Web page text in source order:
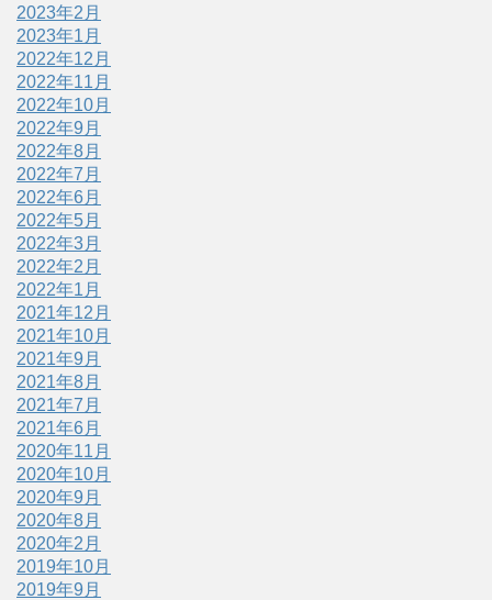
2023年2月
2023年1月
2022年12月
2022年11月
2022年10月
2022年9月
2022年8月
2022年7月
2022年6月
2022年5月
2022年3月
2022年2月
2022年1月
2021年12月
2021年10月
2021年9月
2021年8月
2021年7月
2021年6月
2020年11月
2020年10月
2020年9月
2020年8月
2020年2月
2019年10月
2019年9月